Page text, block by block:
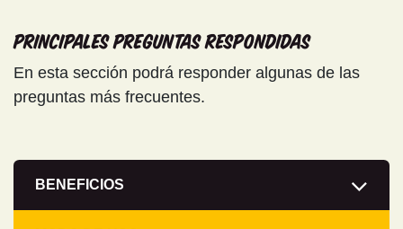
Principales preguntas respondidas
En esta sección podrá responder algunas de las
preguntas más frecuentes.
BENEFICIOS